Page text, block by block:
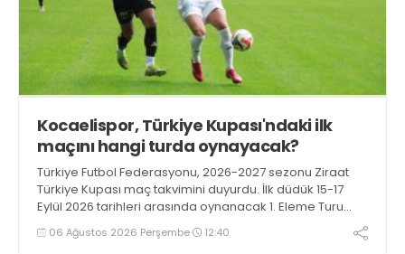
Kocaelispor, Türkiye Kupası'ndaki ilk
maçını hangi turda oynayacak?
Türkiye Futbol Federasyonu, 2026-2027 sezonu Ziraat
Türkiye Kupası maç takvimini duyurdu. İlk düdük 15-17
Eylül 2026 tarihleri arasında oynanacak 1. Eleme Turu
karşılaşmalarıyla çalacak.
06 Ağustos 2026 Perşembe 12:40